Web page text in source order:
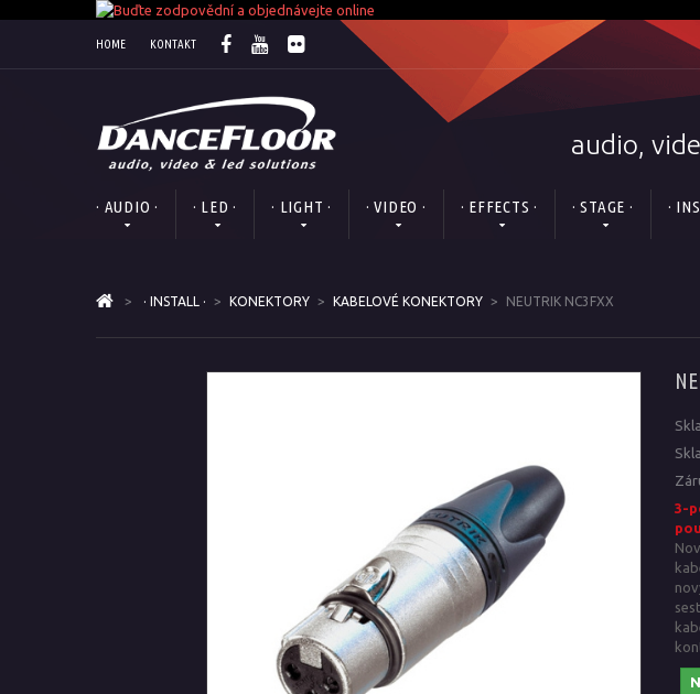
HOME KONTAKT
audio,
· AUDIO · · LED · · LIGHT · · VIDEO · · EFFECTS · · STAGE · ·
> · INSTALL · > KONEKTORY > KABELOVÉ KONEKTORY > NEUTRIK NC3FXX
3-